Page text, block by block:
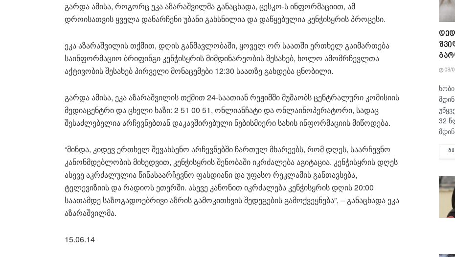
გარდა ამისა, როგორც ეკა აზარაშვილმა განაცხადა, ცესკო-ს ინფორმაციით, ამ
დროისათვის ყველა დანარჩენი უბანი გახსნილია და დაწყებულია კენჭისყრის პროცესი.
ეკა აზარაშვილის თქმით, დღის განმავლობაში, ყოველ ორ საათში ერთხელ გაიმართება
საინფორმაციო ბრიფინგი კენჭისყრის მიმდინარეობის შესახებ, ხოლო ამომრჩევლთა
აქტივობის შესახებ პირველი მონაცემები 12:30 საათზე გახდება ცნობილი.
გარდა ამისა, ეკა აზარაშვილის თქმით 24-საათიან რეჟიმში მუშაობს ცენტრალური კომისიის
მედიაცენტრი და ცხელი ხაზი: 2 51 00 51, ონლიანჩატი და ონლაინოპერატორი, სადაც
შესაძლებელია არჩევნებთან დაკავშირებული ნებისმიერი სახის ინფორმაციის მიწოდება.
“მინდა, კიდევ ერთხელ შევახსენო არჩევნებში ჩართულ მხარეებს, რომ დღეს, საარჩევნო
კანონმდებლობის მიხედვით, კენჭისყრის შენობაში იკრძალება აგიტაცია. კენჭისყრის დღეს
ასევე აკრძალულია წინასაარჩევნო ფასდიანი და უფასო რეკლამის განთავსება,
ტელევიზიის და რადიოს ეთერში. ასევე კანონით იკრძალება კენჭისყრის დღის 20:00
საათამდე საზოგადოებრივი აზრის გამოკითხვის შედეგების გამოქვეყნება”, – განაცხადა ეკა
აზარაშვილმა.
15.06.14
08/
32